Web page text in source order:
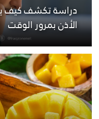
دراسة تكشف كيف
الأذن بمرور الوقت